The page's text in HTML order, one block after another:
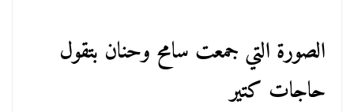
الصورة التي جمعت سامح وحنان بتقول
حاجات كتير